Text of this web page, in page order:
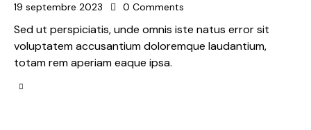
19 septembre 2023 0 Comments
Sed ut perspiciatis, unde omnis iste natus error sit
voluptatem accusantium doloremque laudantium,
totam rem aperiam eaque ipsa.